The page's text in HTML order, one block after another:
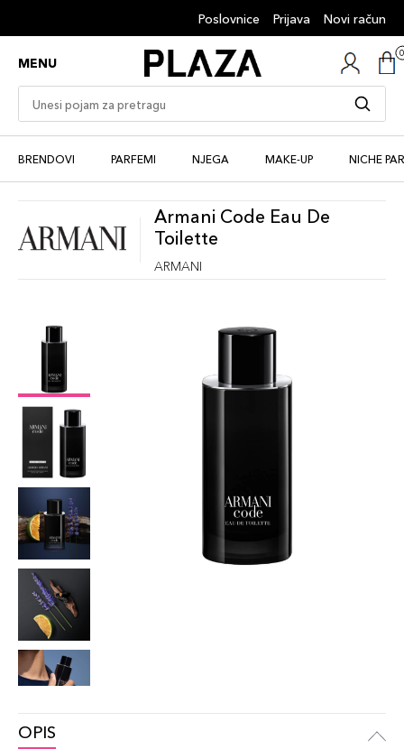
Poslovnice Prijava Novi račun
MENU
BRENDOVI PARFEMI NJEGA MAKE-UP NICHE
Armani Code Eau De
Toilette
ARMANI
OPIS